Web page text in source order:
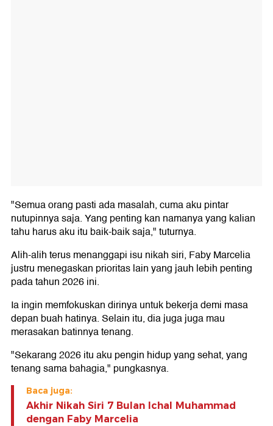
"Semua orang pasti ada masalah, cuma aku pintar
nutupinnya saja. Yang penting kan namanya yang kalian
tahu harus aku itu baik-baik saja," tuturnya.
Alih-alih terus menanggapi isu nikah siri, Faby Marcelia
justru menegaskan prioritas lain yang jauh lebih penting
pada tahun 2026 ini.
Ia ingin memfokuskan dirinya untuk bekerja demi masa
depan buah hatinya. Selain itu, dia juga juga mau
merasakan batinnya tenang.
"Sekarang 2026 itu aku pengin hidup yang sehat, yang
tenang sama bahagia," pungkasnya.
Baca juga:
Akhir Nikah Siri 7 Bulan Ichal Muhammad
dengan Faby Marcelia